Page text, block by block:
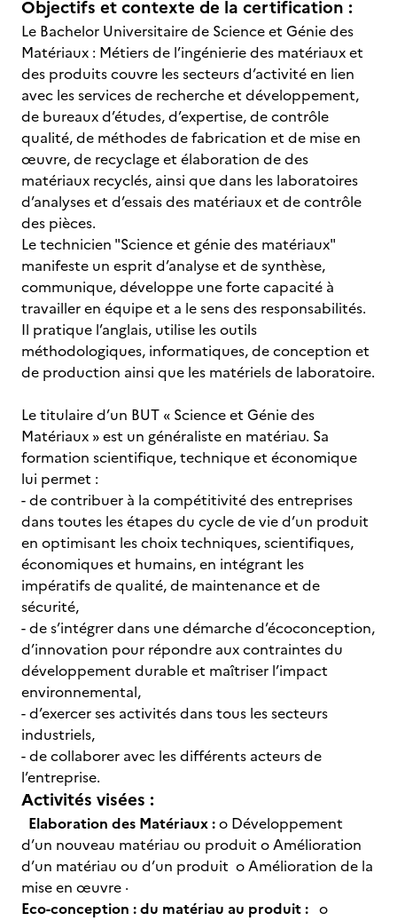
Objectifs et contexte de la certification :
Le Bachelor Universitaire de Science et Génie des
Matériaux : Métiers de l’ingénierie des matériaux et
des produits couvre les secteurs d’activité en lien
avec les services de recherche et développement,
de bureaux d’études, d’expertise, de contrôle
qualité, de méthodes de fabrication et de mise en
œuvre, de recyclage et élaboration de des
matériaux recyclés, ainsi que dans les laboratoires
d’analyses et d’essais des matériaux et de contrôle
des pièces.
Le technicien "Science et génie des matériaux"
manifeste un esprit d’analyse et de synthèse,
communique, développe une forte capacité à
travailler en équipe et a le sens des responsabilités.
Il pratique l’anglais, utilise les outils
méthodologiques, informatiques, de conception et
de production ainsi que les matériels de laboratoire.
Le titulaire d’un BUT « Science et Génie des
Matériaux » est un généraliste en matériau. Sa
formation scientifique, technique et économique
lui permet :
- de contribuer à la compétitivité des entreprises
dans toutes les étapes du cycle de vie d’un produit
en optimisant les choix techniques, scientifiques,
économiques et humains, en intégrant les
impératifs de qualité, de maintenance et de
sécurité,
- de s’intégrer dans une démarche d’écoconception,
d’innovation pour répondre aux contraintes du
développement durable et maîtriser l’impact
environnemental,
- d’exercer ses activités dans tous les secteurs
industriels,
- de collaborer avec les différents acteurs de
l’entreprise.
Activités visées :
Elaboration des Matériaux :o Développement
d’un nouveau matériau ou produit o Amélioration
d’un matériau ou d’un produit o Amélioration de la
mise en œuvre ·
Eco-conception : du matériau au produit : o